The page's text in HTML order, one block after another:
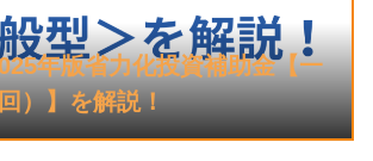
年版省力化投資補助金【一
）】を解説！